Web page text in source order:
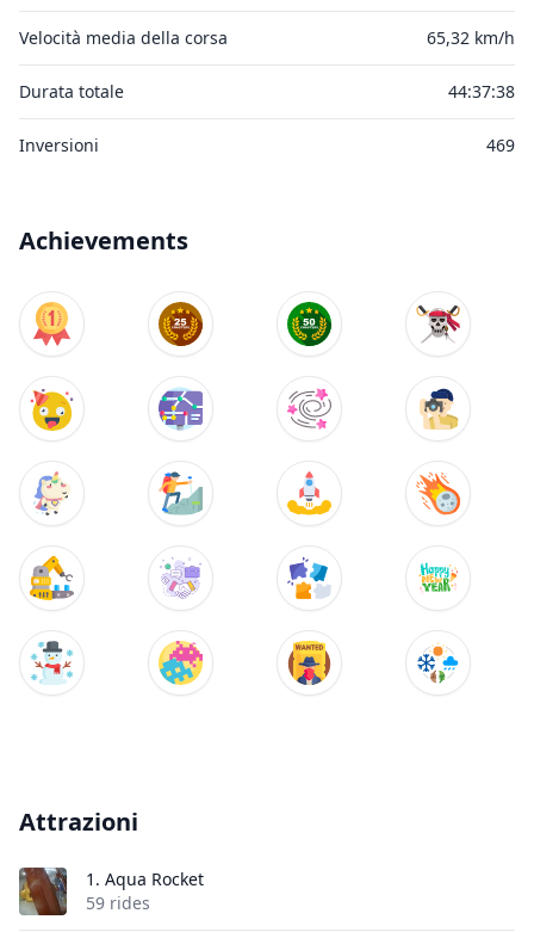
Velocità media della corsa 65,32 km/h
Durata totale 44:37:38
Inversioni 469
Achievements
Attrazioni
1. Aqua Rocket
59 rides